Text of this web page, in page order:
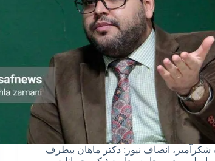
شکرآمیز، انصاف نیوز: دکتر ماهان بیطرف